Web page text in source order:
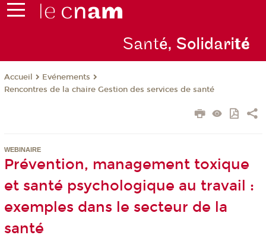
Santé, Solidarité
Accueil
Evénements
Rencontres de la chaire Gestion des services de santé
WEBINAIRE
Prévention, management toxique
et santé psychologique au travail :
exemples dans le secteur de la
santé